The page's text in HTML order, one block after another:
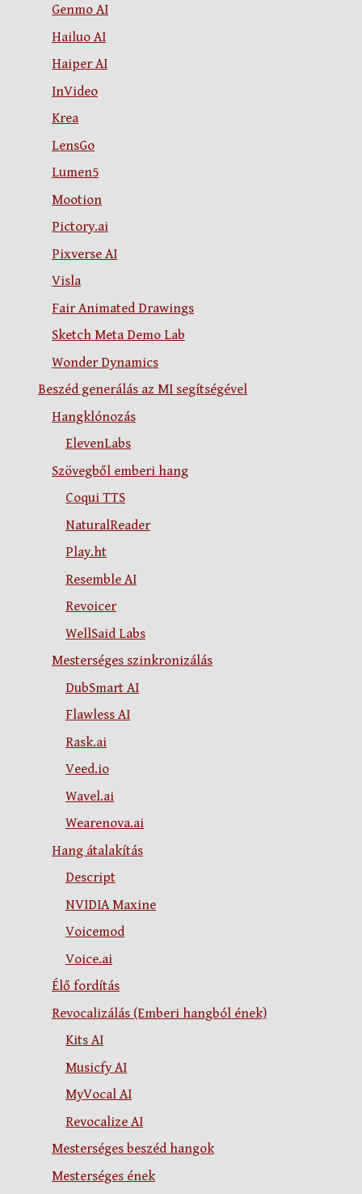
Genmo AI
Hailuo AI
Haiper AI
InVideo
Krea
LensGo
Lumen5
Mootion
Pictory.ai
Pixverse AI
Visla
Fair Animated Drawings
Sketch Meta Demo Lab
Wonder Dynamics
Beszéd generálás az MI segítségével
Hangklónozás
ElevenLabs
Szövegből emberi hang
Coqui TTS
NaturalReader
Play.ht
Resemble AI
Revoicer
WellSaid Labs
Mesterséges szinkronizálás
DubSmart AI
Flawless AI
Rask.ai
Veed.io
Wavel.ai
Wearenova.ai
Hang átalakítás
Descript
NVIDIA Maxine
Voicemod
Voice.ai
Élő fordítás
Revocalizálás (Emberi hangból ének)
Kits AI
Musicfy AI
MyVocal AI
Revocalize AI
Mesterséges beszéd hangok
Mesterséges ének